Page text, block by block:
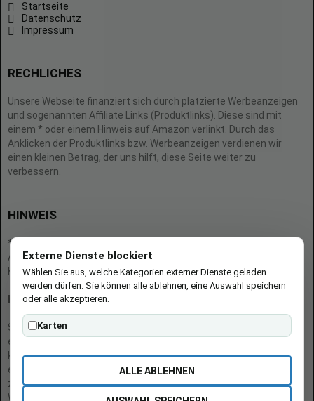
Startseite
Datenschutz
Impressum
RECHLICHES
Unsere Webseite finanziert sich durch platzierte Werbeanzeigen
und sogenannten Affiliate Links (Produktlinks). Diese sind mit
einem * oder einem Hinweis auf Amazon verlinkt. Durch das
Anklicken der Produktlinks bzw. Werbeanzeigen verdienen wir
einen kleinen Betrag, der uns hilft, diese Seite weiter zu
verbessern.
HINWEIS
* = Afilliate-Link (=Werbung)
Als Amazon-Partner verdient der Seitenbetreiber an qualifizierten
Käufen.
Hinweis zu Preisen und Verfügbarkeiten
Sofern Produktpreise und Verfügbarkeiten angezeigt werden,
entsprechen diese dem angegebenen Stand (Datum/Uhrzeit) und
können sich auf der verlinkten Seite jederzeit ändern. Für den Kauf
eines Produkts gelten die Angaben zu Preis und Verfügbarkeit, die
zum Kaufzeitpunkt [auf der/den maßgeblichen Amazon-
Website(s)] angezeigt werden.
Externe Dienste blockiert
Wählen Sie aus, welche Kategorien externer Dienste geladen
werden dürfen. Sie können alle ablehnen, eine Auswahl speichern
oder alle akzeptieren.
Karten
ALLE ABLEHNEN